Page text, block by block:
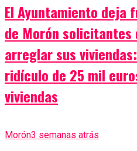
El Ayuntamiento deja
de Morón solicitantes
arreglar sus
ridículo de 25 mil
viviendas
Morón3 semanas atrás